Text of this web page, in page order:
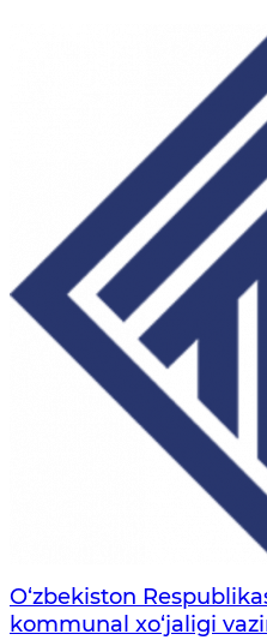
O‘zbekiston
kommunal xo‘jaligi